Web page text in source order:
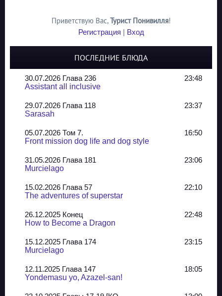
Приветствую Вас,Турист Понивилля!
Регистрация | Вход
ПОСЛЕДНИЕ БЛЮДА
30.07.2026 Глава 236
23:48
Assistant all inclusive
29.07.2026 Глава 118
23:37
Sarasah
05.07.2026 Том 7.
16:50
Front mission dog life and dog style
31.05.2026 Глава 181
23:06
Murcielago
15.02.2026 Глава 57
22:10
The adventures of superstar
26.12.2025 Конец
22:48
How to Become a Dragon
15.12.2025 Глава 174
23:15
Murcielago
12.11.2025 Глава 147
18:05
Yondemasu yo, Azazel-san!